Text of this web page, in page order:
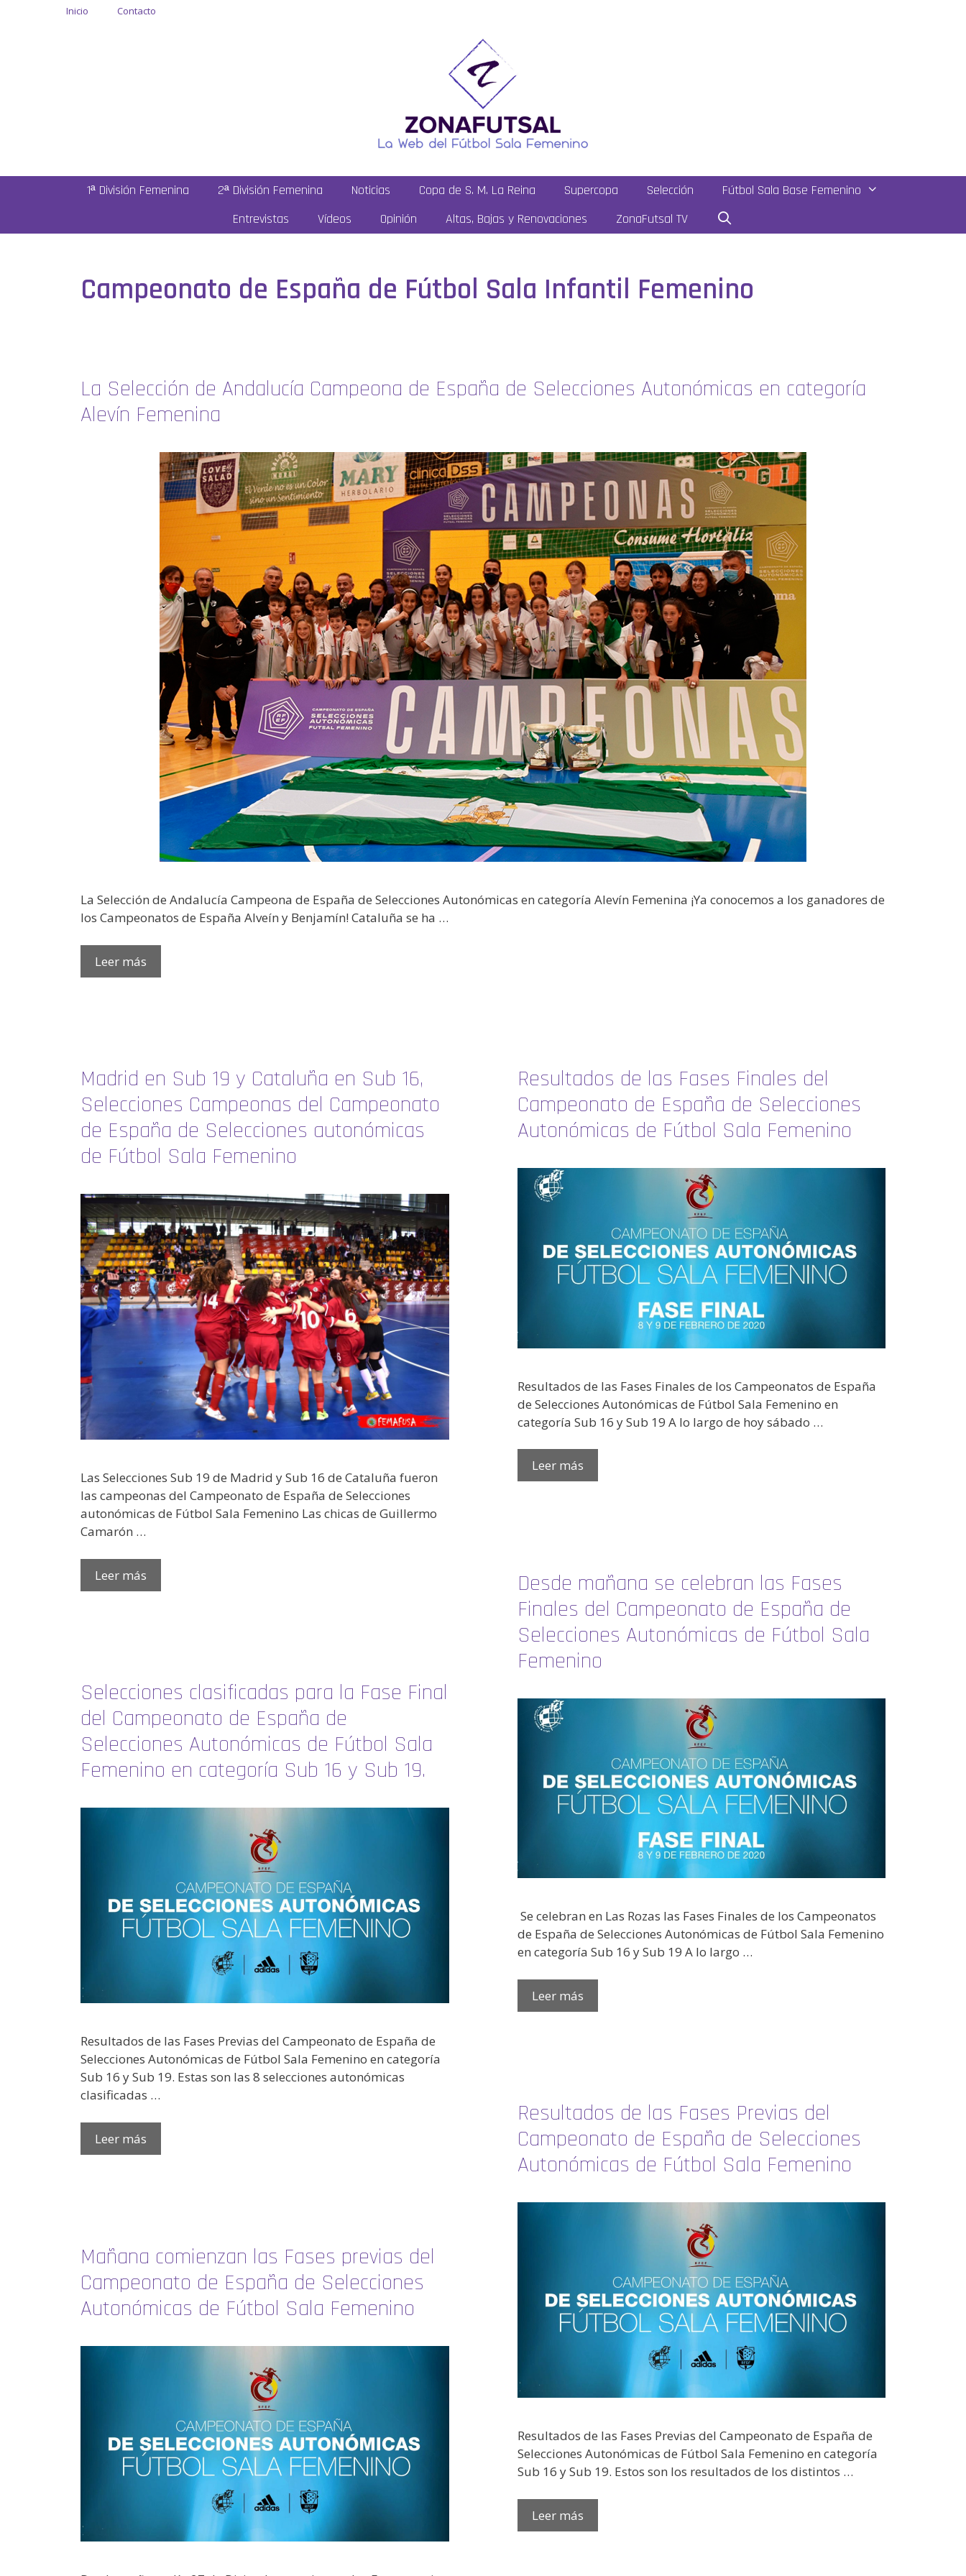
Inicio Contacto
1ª División Femenina 2ª División Femenina Noticias Copa de S. M. La Reina Supercopa Selección
Fútbol Sala Base Femenino
Entrevistas
Vídeos Opinión Altas, Bajas y Renovaciones ZonaFutsal TV
Campeonato de España de Fútbol Sala Infantil Femenino
La Selección de Andalucía Campeona de España de Selecciones Autonómicas en categoría
Alevín Femenina
La Selección de Andalucía Campeona de España de Selecciones Autonómicas en categoría Alevín Femenina ¡Ya conocemos a los ganadores de
los Campeonatos de España Alveín y Benjamín! Cataluña se ha …
Leer más
Madrid en Sub 19 y Cataluña en Sub 16,
Selecciones Campeonas del Campeonato
de España de Selecciones autonómicas
de Fútbol Sala Femenino
Las Selecciones Sub 19 de Madrid y Sub 16 de Cataluña fueron
las campeonas del Campeonato de España de Selecciones
autonómicas de Fútbol Sala Femenino Las chicas de Guillermo
Camarón …
Leer más
Resultados de las Fases Finales del
Campeonato de España de Selecciones
Autonómicas de Fútbol Sala Femenino
Resultados de las Fases Finales de los Campeonatos de España
de Selecciones Autonómicas de Fútbol Sala Femenino en
categoría Sub 16 y Sub 19 A lo largo de hoy sábado …
Leer más
Desde mañana se celebran las Fases
Finales del Campeonato de España de
Selecciones Autonómicas de Fútbol Sala
Femenino
Se celebran en Las Rozas las Fases Finales de los Campeonatos
de España de Selecciones Autonómicas de Fútbol Sala Femenino
en categoría Sub 16 y Sub 19 A lo largo …
Leer más
Selecciones clasificadas para la Fase Final
del Campeonato de España de
Selecciones Autonómicas de Fútbol Sala
Femenino en categoría Sub 16 y Sub 19.
Resultados de las Fases Previas del Campeonato de España de
Selecciones Autonómicas de Fútbol Sala Femenino en categoría
Sub 16 y Sub 19. Estas son las 8 selecciones autonómicas
clasificadas …
Leer más
Resultados de las Fases Previas del
Campeonato de España de Selecciones
Autonómicas de Fútbol Sala Femenino
Resultados de las Fases Previas del Campeonato de España de
Selecciones Autonómicas de Fútbol Sala Femenino en categoría
Sub 16 y Sub 19. Estos son los resultados de los distintos …
Leer más
Mañana comienzan las Fases previas del
Campeonato de España de Selecciones
Autonómicas de Fútbol Sala Femenino